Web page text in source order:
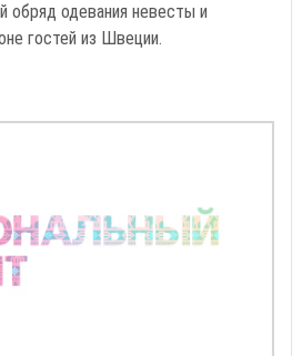
обряд одевания невесты и
гостей из Швеции.